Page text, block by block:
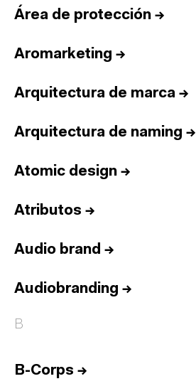
Área de protección →
Aromarketing →
Arquitectura de marca →
Arquitectura de naming →
Atomic design →
Atributos →
Audio brand →
Audiobranding →
B
B-Corps →